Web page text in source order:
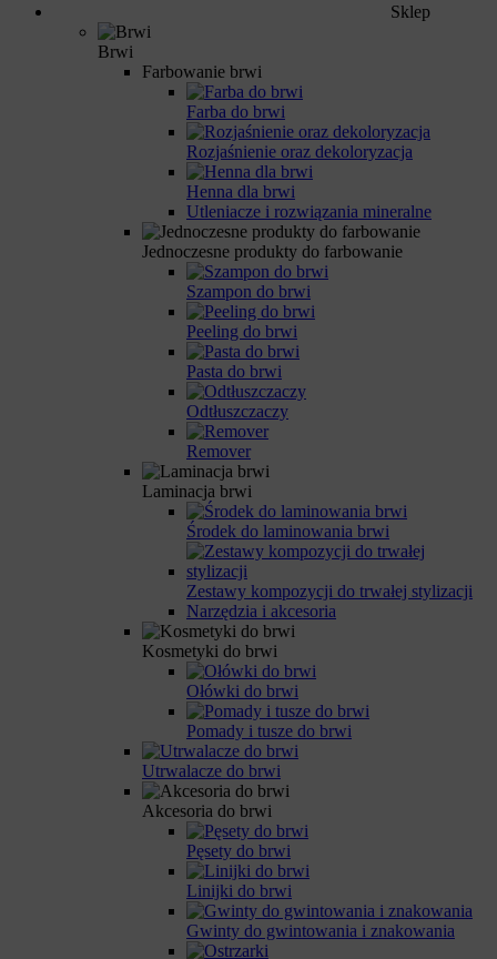
Sklep
Brwi
Farbowanie brwi
Farba do brwi
Rozjaśnienie oraz dekoloryzacja
Henna dla brwi
Utleniacze i rozwiązania mineralne
Jednoczesne produkty do farbowanie
Szampon do brwi
Peeling do brwi
Pasta do brwi
Odtłuszczaczy
Remover
Laminacja brwi
Środek do laminowania brwi
Zestawy kompozycji do trwałej stylizacji
Narzędzia i akcesoria
Kosmetyki do brwi
Ołówki do brwi
Pomady i tusze do brwi
Utrwalacze do brwi
Akcesoria do brwi
Pęsety do brwi
Linijki do brwi
Gwinty do gwintowania i znakowania